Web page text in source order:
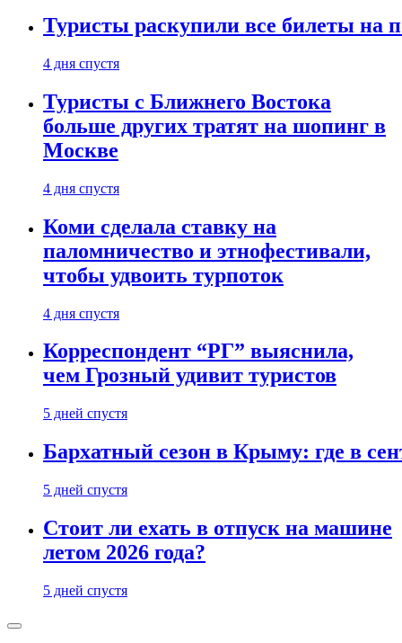
Туристы раскупили все билеты на
4 дня спустя
Туристы с Ближнего Востока
больше других тратят на шопинг в
Москве
4 дня спустя
Коми сделала ставку на
паломничество и этнофестивали,
чтобы удвоить турпоток
4 дня спустя
Корреспондент “РГ” выяснила,
чем Грозный удивит туристов
5 дней спустя
Бархатный сезон в Крыму: где в
5 дней спустя
Стоит ли ехать в отпуск на машине
летом 2026 года?
5 дней спустя